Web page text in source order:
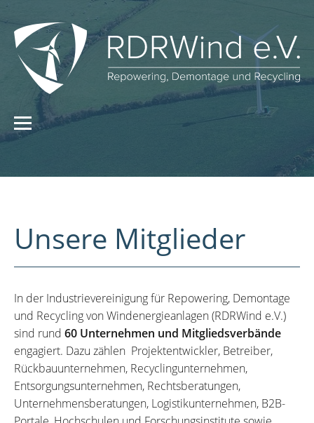
Unsere Mitglieder
In der Industrievereinigung für Repowering, Demontage
und Recycling von Windenergieanlagen (RDRWind e.V.)
sind rund 60 Unternehmen und Mitgliedsverbände
engagiert. Dazu zählen Projektentwickler, Betreiber,
Rückbauunternehmen, Recyclingunternehmen,
Entsorgungsunternehmen, Rechtsberatungen,
Unternehmensberatungen, Logistikunternehmen, B2B-